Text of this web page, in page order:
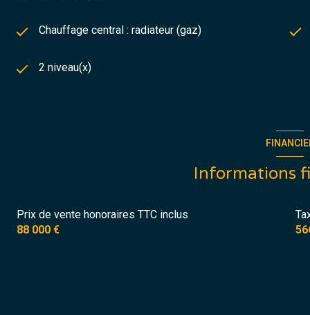
Chauffage central : radiateur (gaz)
2 niveau(x)
Informations
Prix de vente honoraires TTC inclus
88 000 €